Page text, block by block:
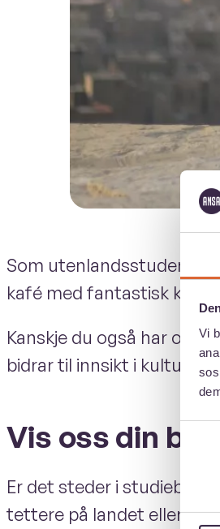
Vi
Som utenlandsstudent
kafé med fantastisk
Kanskje du også har
bidrar til innsikt i kulturen
Vis oss din by
Er det steder i
tettere på landet eller